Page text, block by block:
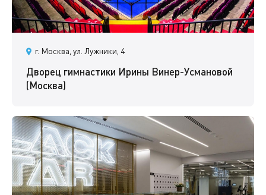
г. Москва, ул. Лужники, 4
Дворец гимнастики Ирины Винер-Усмановой
(Москва)